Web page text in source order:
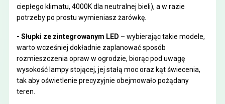
ciepłego klimatu, 4000K dla neutralnej bieli), a w razie
potrzeby po prostu wymieniasz żarówkę.
- Słupki ze zintegrowanym LED – wybierając takie modele,
warto wcześniej dokładnie zaplanować sposób
rozmieszczenia opraw w ogrodzie, biorąc pod uwagę
wysokość lampy stojącej, jej stałą moc oraz kąt świecenia,
tak aby oświetlenie precyzyjnie obejmowało pożądany
teren.